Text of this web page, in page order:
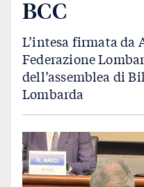
Il nostro impegno
Aggiornamenti
Cookie policy
BCC
L’intesa firmata da
Federazione
dell’assemblea di
Lombarda